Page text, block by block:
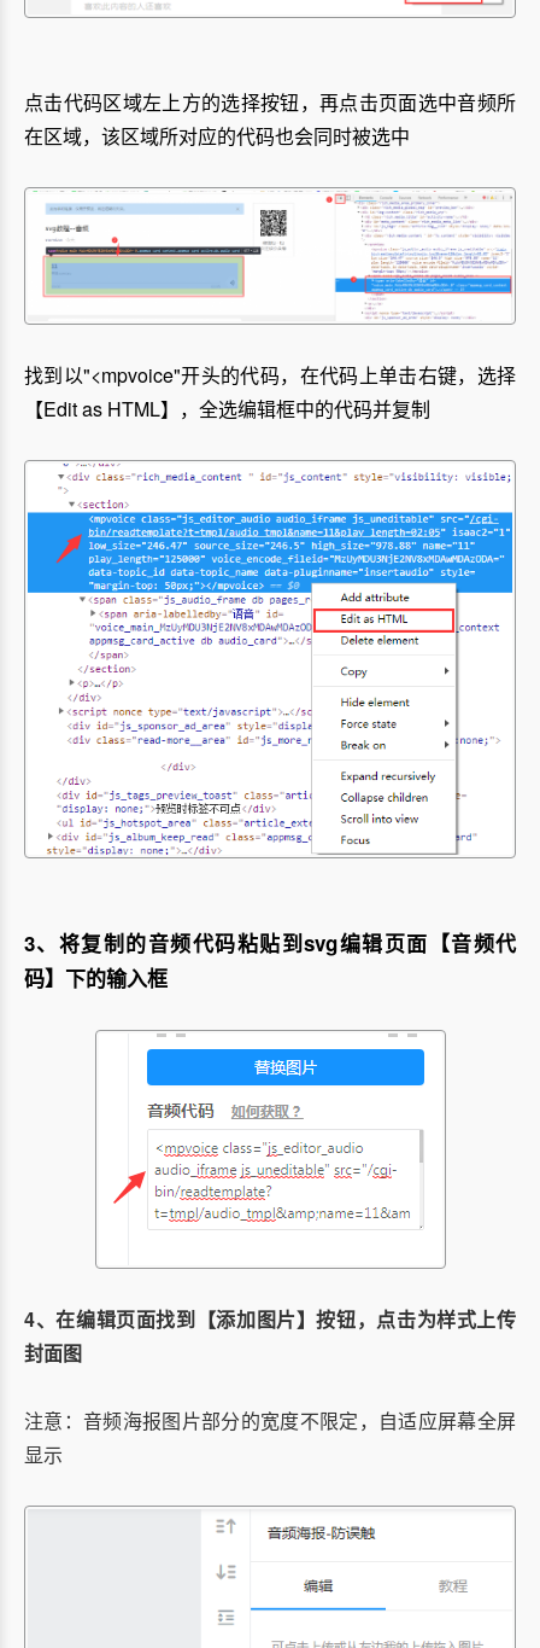
点击代码区域左上方的选择按钮，再点击页面选中音频所
在区域，该区域所对应的代码也会同时被选中
找到以"<mpvoice"开头的代码，在代码上单击右键，选择
【Edit as HTML】，全选编辑框中的代码并复制
3、将复制的音频代码粘贴到svg编辑页面【音频代
码】下的输入框
4、在编辑页面找到【添加图片】按钮，点击为样式上传
封面图
注意：音频海报图片部分的宽度不限定，自适应屏幕全屏
显示